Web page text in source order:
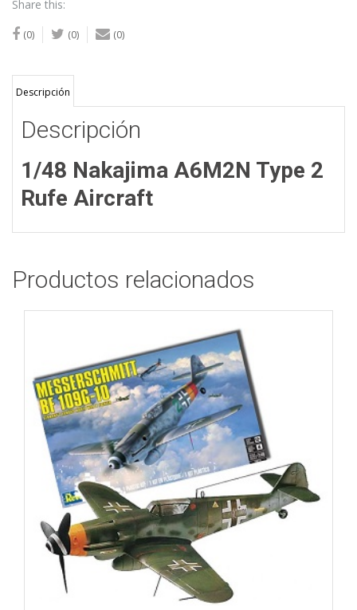
Share this:
(0) (0) (0)
Descripción
Descripción
1/48 Nakajima A6M2N Type 2
Rufe Aircraft
Productos relacionados